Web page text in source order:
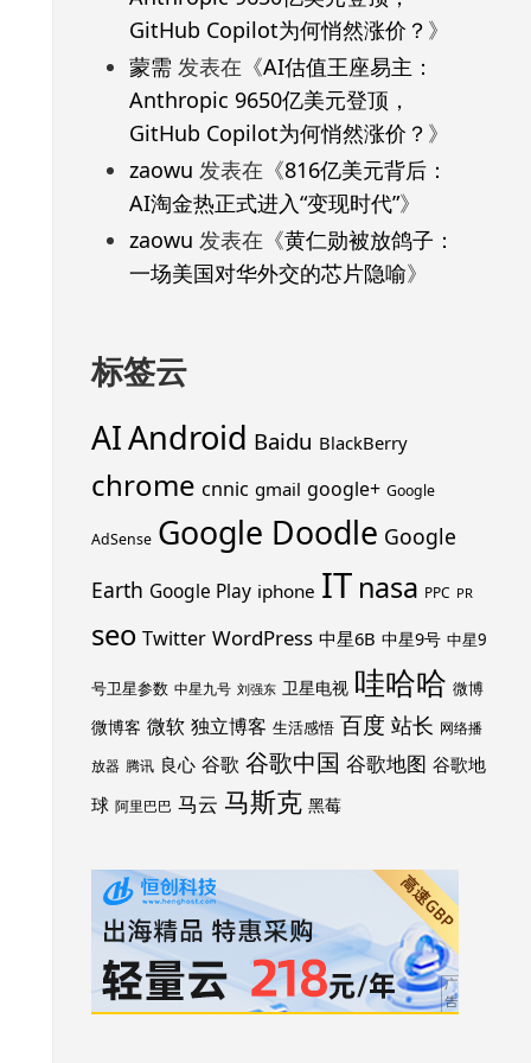
GitHub Copilot为何悄然涨价？ 》
蒙需发表在《AI估值王座易主：
Anthropic 9650亿美元登顶，
GitHub Copilot为何悄然涨价？ 》
zaowu 发表在《816亿美元背后：
AI淘金热正式进入“变现时代”》
zaowu 发表在《黄仁勋被放鸽子：
一场美国对华外交的芯片隐喻》
标签云
AIAndroid Baidu BlackBerry
chrome cnnic gmail google+ Google
AdSense Google Doodle Google
Earth Google Play iphone IT nasa PPC PR
seo Twitter WordPress 中星6B 中星9号 中星9
号卫星参数 中星九号 刘强东 卫星电视 哇哈哈 微博
微博客 微软 独立博客 生活感悟 百度 站长 网络播
放器 腾讯 良心 谷歌 谷歌中国 谷歌地图 谷歌地
球 阿里巴巴 马云 马斯克 黑莓